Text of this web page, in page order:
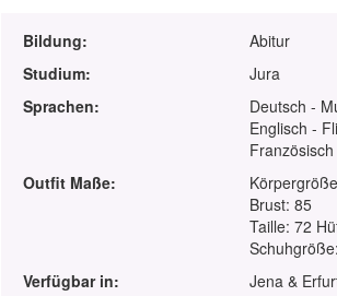
Bildung:
Abitur
Studium:
Jura
Sprachen:
Deutsch -
Englisch -
Outfit Maße:
Brust: 85
Taille: 72
Verfügbar in:
Jena &